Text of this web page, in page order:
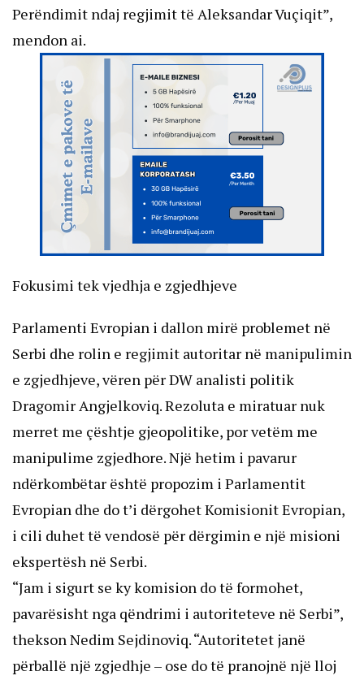
Perëndimit ndaj regjimit të Aleksandar Vuçiqit”,
mendon ai.
Fokusimi tek vjedhja e zgjedhjeve
Parlamenti Evropian i dallon mirë problemet në
Serbi dhe rolin e regjimit autoritar në manipulimin
e zgjedhjeve, vëren për DW analisti politik
Dragomir Angjelkoviq. Rezoluta e miratuar nuk
merret me çështje gjeopolitike, por vetëm me
manipulime zgjedhore. Një hetim i pavarur
ndërkombëtar është propozim i Parlamentit
Evropian dhe do t’i dërgohet Komisionit Evropian,
i cili duhet të vendosë për dërgimin e një misioni
ekspertësh në Serbi.
“Jam i sigurt se ky komision do të formohet,
pavarësisht nga qëndrimi i autoriteteve në Serbi”,
thekson Nedim Sejdinoviq. “Autoritetet janë
përballë një zgjedhje – ose do të pranojnë një lloj